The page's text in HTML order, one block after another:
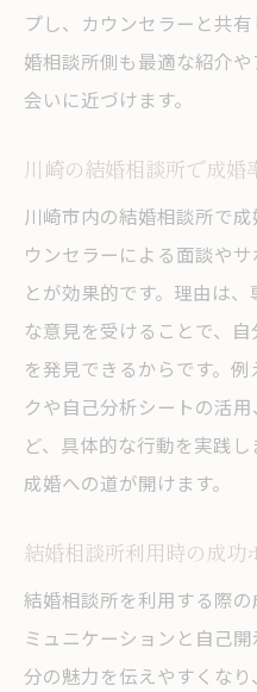
プし、カウンセラーと共
婚相談所側も最適な紹介
会いに近づけます。
川崎の結婚相談所で成婚
川崎市内の結婚相談所で
ウンセラーによる面談や
とが効果的です。理由は
な意見を受けることで、
を発見できるからです。
クや自己分析シートの活
ど、具体的な行動を実践
成婚への道が開けます。
結婚相談所利用時の成功
結婚相談所を利用する際
ミュニケーションと自己
分の魅力を伝えやすくな